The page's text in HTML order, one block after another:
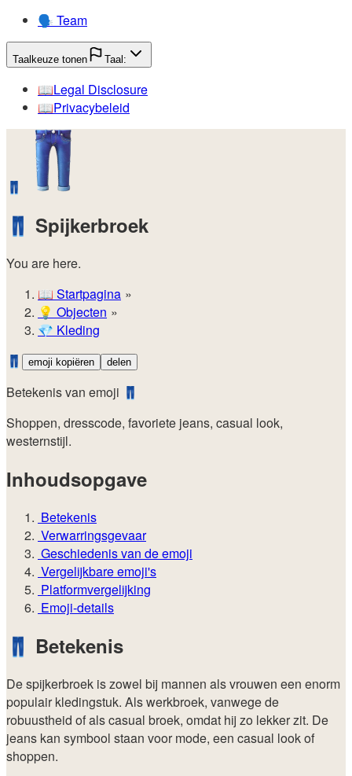
🗣️ Team
Taalkeuze tonen Taal:
📖️Legal Disclosure
📖️Privacybeleid
👖
👖 Spijkerbroek
You are here.
📖 Startpagina
💡️ Objecten
💎 Kleding
👖
emoji kopiëren delen
Betekenis van emoji 👖
Shoppen, dresscode, favoriete jeans, casual look,
westernstijl.
Inhoudsopgave
Betekenis
Verwarringsgevaar
Geschiedenis van de emoji
Vergelijkbare emoji's
Platformvergelijking
Emoji-details
👖 Betekenis
De spijkerbroek is zowel bij mannen als vrouwen een enorm
populair kledingstuk. Als werkbroek, vanwege de
robuustheid of als casual broek, omdat hij zo lekker zit. De
jeans kan symbool staan voor mode, een casual look of
shoppen.